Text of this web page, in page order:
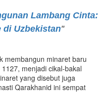
Lambang Cinta:
di Uzbekistan"
membangun minaret baru
menjadi cikal-bakal
yang disebut juga
Qarakhanid ini sempat